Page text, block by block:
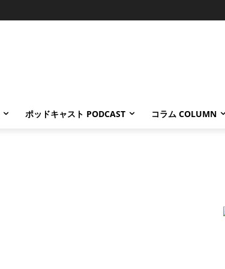
ポッドキャスト PODCAST コラム COLUMN